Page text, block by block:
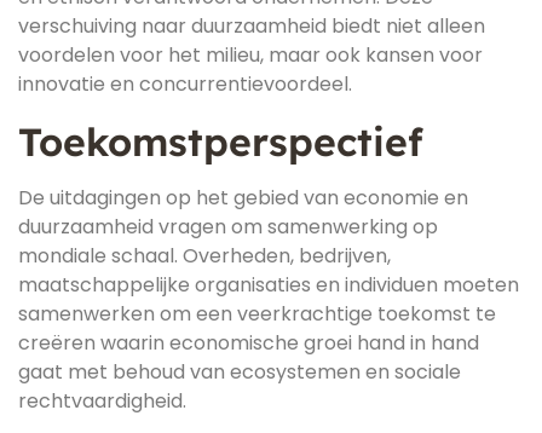
verschuiving naar duurzaamheid biedt niet alleen
voordelen voor het milieu, maar ook kansen voor
innovatie en concurrentievoordeel.
Toekomstperspectief
De uitdagingen op het gebied van economie en
duurzaamheid vragen om samenwerking op
mondiale schaal. Overheden, bedrijven,
maatschappelijke organisaties en individuen moeten
samenwerken om een veerkrachtige toekomst te
creëren waarin economische groei hand in hand
gaat met behoud van ecosystemen en sociale
rechtvaardigheid.